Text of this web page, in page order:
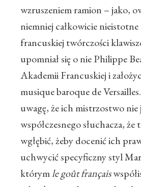
wzruszeniem ramion – jako,
niemniej całkowicie
francuskiej twórczości
upomniał się o nie Philippe
Akademii Francuskiej i
musique baroque de
uwagę, że ich mistrzostwo
współczesnego słuchacza, że
wgłębić, żeby docenić ich
uchwycić specyficzny styl
którymle goût français